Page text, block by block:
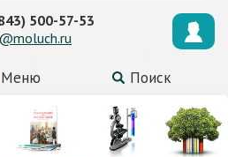
Меню Поиск
500-57-53